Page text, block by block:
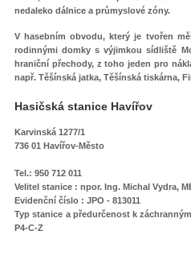
nedaleko dálnice a průmyslové zóny.
V hasebním obvodu, který je tvořen
rodinnými domky s výjimkou sídliště
hraniční přechody, z toho jeden pro
např. Těšínská jatka, Těšínská tiskárna,
Hasičská stanice Havířov
Karvinská 1277/1
736 01 Havířov-Město
Tel.: 950 712 011
Velitel stanice : npor. Ing. Michal Vydra,
Evidenční číslo : JPO - 813011
Typ stanice a předurčenost k
P4-C-Z